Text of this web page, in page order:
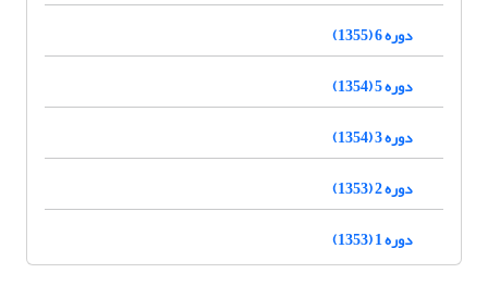
دوره 6 (1355)
دوره 5 (1354)
دوره 3 (1354)
دوره 2 (1353)
دوره 1 (1353)